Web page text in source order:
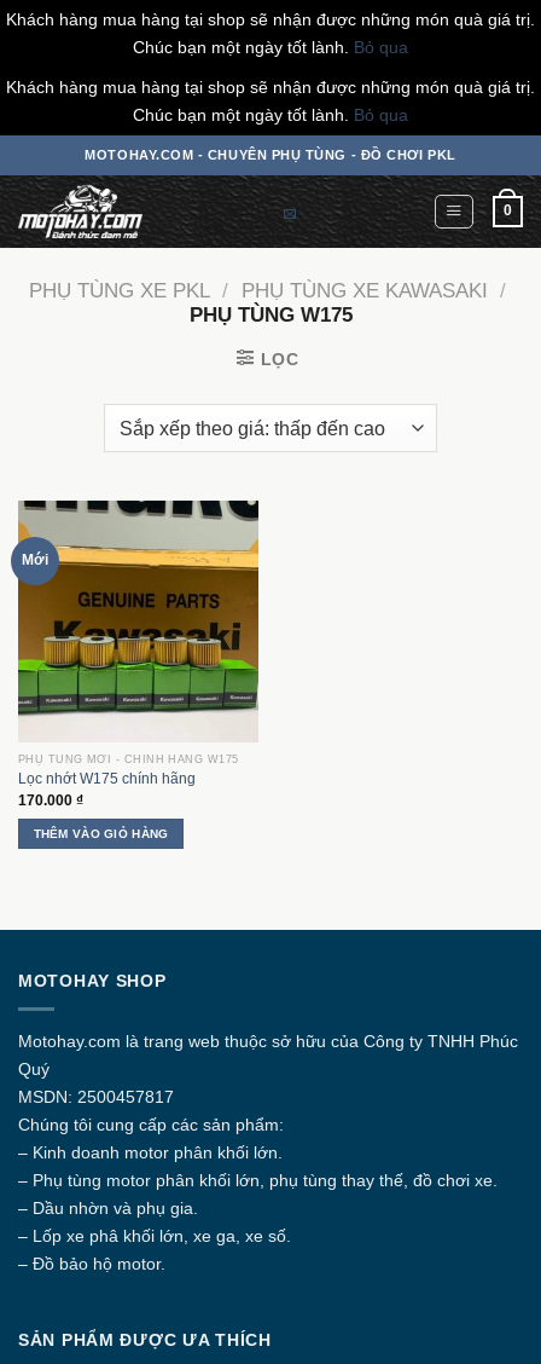
Khách hàng mua hàng tại shop sẽ nhận được những món quà giá trị.
Chúc bạn một ngày tốt lành. Bỏ qua
Khách hàng mua hàng tại shop sẽ nhận được những món quà giá trị.
Chúc bạn một ngày tốt lành. Bỏ qua
đến
dung
MOTOHAY.COM - CHUYÊN PHỤ TÙNG - ĐỒ CHƠI PKL
0
PHỤ TÙNG XE PKL / PHỤ TÙNG XE KAWASAKI /
PHỤ TÙNG W175
LỌC
Mới
PHỤ TÙNG MỚI - CHÍNH HÃNG W175
Lọc nhớt W175 chính hãng
170.000 ₫
THÊM VÀO GIỎ HÀNG
MOTOHAY SHOP
Motohay.com là trang web thuộc sở hữu của Công ty TNHH Phúc
Quý
MSDN: 2500457817
Chúng tôi cung cấp các sản phẩm:
– Kinh doanh motor phân khối lớn.
– Phụ tùng motor phân khối lớn, phụ tùng thay thế, đồ chơi xe.
– Dầu nhờn và phụ gia.
– Lốp xe phâ khối lớn, xe ga, xe số.
– Đồ bảo hộ motor.
SẢN PHẨM ĐƯỢC ƯA THÍCH